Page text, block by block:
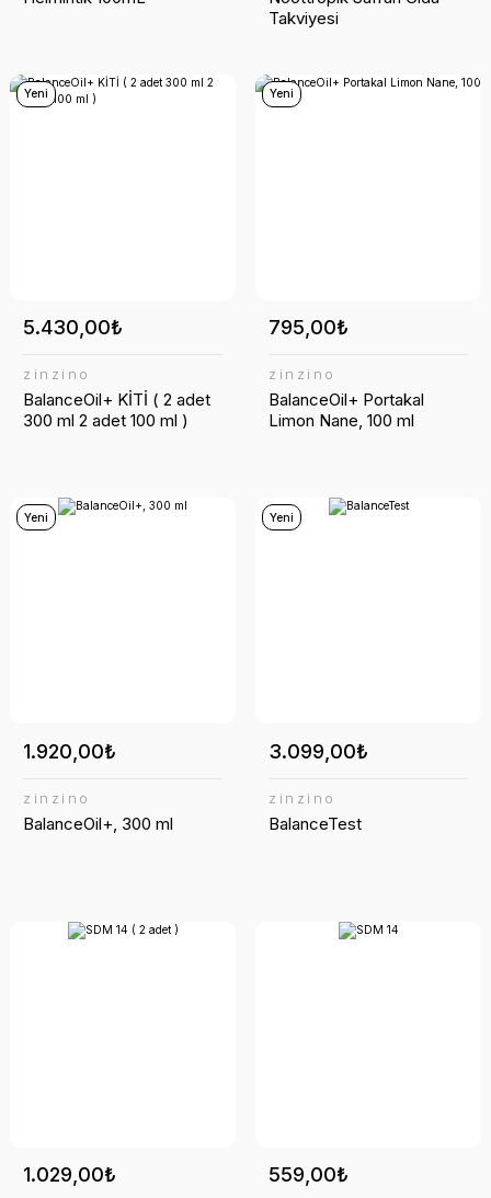
Takviyesi
Yeni
5.430,00₺
zinzino
BalanceOil+ KİTİ ( 2 adet
300 ml 2 adet 100 ml )
Yeni
795,00₺
zinzino
BalanceOil+ Portakal
Limon Nane, 100 ml
Yeni
1.920,00₺
zinzino
BalanceOil+, 300 ml
Yeni
3.099,00₺
zinzino
BalanceTest
1.029,00₺ 559,00₺